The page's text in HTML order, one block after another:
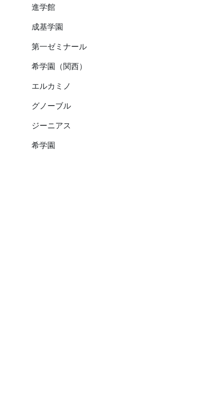
進学館
成基学園
第一ゼミナール
希学園（関西）
エルカミノ
グノーブル
ジーニアス
希学園